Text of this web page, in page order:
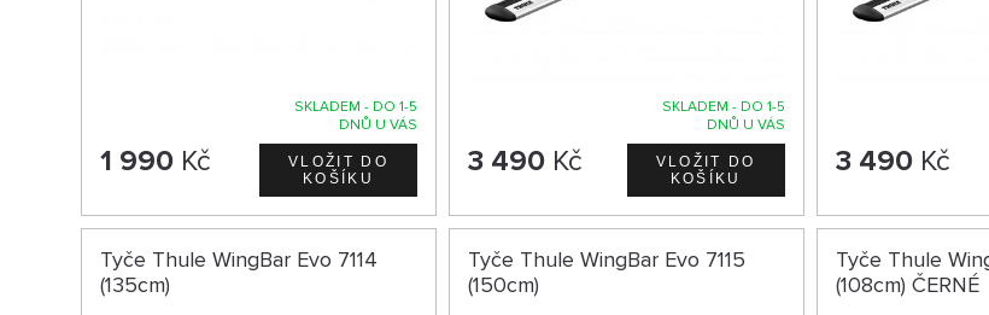
SKLADEM - DO 1-5
DNŮ U VÁS
1 990 Kč
SKLADEM - DO 1-5
DNŮ U VÁS
3 490 Kč 3 490Kč
Tyče Thule WingBar Evo 7114
(135cm)
Tyče Thule WingBar Evo 7115
(150cm)
Tyče Thule
(108cm) ČERNÉ